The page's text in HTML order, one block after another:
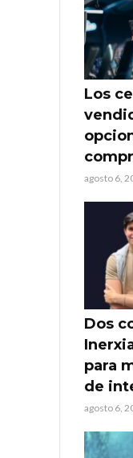
Los
agosto 6,
Dos
para
de
agosto 6,